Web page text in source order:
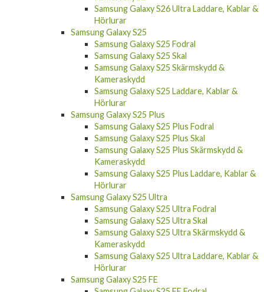
Samsung Galaxy S26 Ultra Laddare, Kablar &
Hörlurar
Samsung Galaxy S25
Samsung Galaxy S25 Fodral
Samsung Galaxy S25 Skal
Samsung Galaxy S25 Skärmskydd &
Kameraskydd
Samsung Galaxy S25 Laddare, Kablar &
Hörlurar
Samsung Galaxy S25 Plus
Samsung Galaxy S25 Plus Fodral
Samsung Galaxy S25 Plus Skal
Samsung Galaxy S25 Plus Skärmskydd &
Kameraskydd
Samsung Galaxy S25 Plus Laddare, Kablar &
Hörlurar
Samsung Galaxy S25 Ultra
Samsung Galaxy S25 Ultra Fodral
Samsung Galaxy S25 Ultra Skal
Samsung Galaxy S25 Ultra Skärmskydd &
Kameraskydd
Samsung Galaxy S25 Ultra Laddare, Kablar &
Hörlurar
Samsung Galaxy S25 FE